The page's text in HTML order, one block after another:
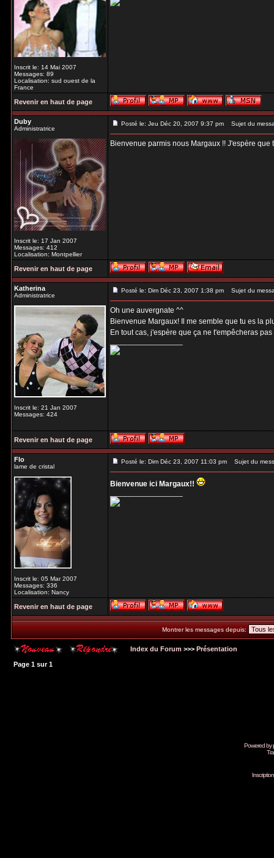
Inscrit le: 14 Mai 2007
Messages: 89
Localisation: sud ouest de la
France
Revenir en haut de page
Duby
Administratrice
Inscrit le: 17 Jan 2007
Messages: 412
Localisation: Montpellier
Posté le: Jeu Déc 20, 2007 9:37 pm Sujet du
Bienvenue parmis nous Margaux !! J'espère
Revenir en haut de page
Katherina
Administratrice
Inscrit le: 21 Jan 2007
Messages: 424
Posté le: Dim Déc 23, 2007 1:38 pm Sujet du
Oh une auvergnate ^^
Bienvenue Margaux! Il me semble que tu es la
En tout cas, j'espère que ça ne t'empêcheras
_________________
Revenir en haut de page
Flo
lame de cristal
Inscrit le: 05 Mar 2007
Messages: 336
Localisation: Nancy
Posté le: Dim Déc 23, 2007 11:03 pm Sujet du
Bienvenue ici Margaux!!
_________________
Revenir en haut de page
Montrer les messages depuis:
Index du Forum >>> Présentation
Page 1 sur1
Powered by